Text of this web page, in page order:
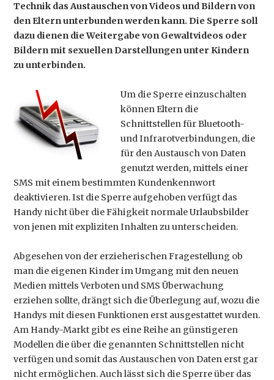
Technik das Austauschen von Videos und Bildern von
den Eltern unterbunden werden kann. Die Sperre soll
dazu dienen die Weitergabe von Gewaltvideos oder
Bildern mit sexuellen Darstellungen unter Kindern
zu unterbinden.
Um die Sperre einzuschalten
können Eltern die
Schnittstellen für Bluetooth-
und Infrarotverbindungen, die
für den Austausch von Daten
genutzt werden, mittels einer
SMS mit einem bestimmten Kundenkennwort
deaktivieren. Ist die Sperre aufgehoben verfügt das
Handy nicht über die Fähigkeit normale Urlaubsbilder
von jenen mit expliziten Inhalten zu unterscheiden.
Abgesehen von der erzieherischen Fragestellung ob
man die eigenen Kinder im Umgang mit den neuen
Medien mittels Verboten und SMS Überwachung
erziehen sollte, drängt sich die Überlegung auf, wozu die
Handys mit diesen Funktionen erst ausgestattet wurden.
Am Handy-Markt gibt es eine Reihe an günstigeren
Modellen die über die genannten Schnittstellen nicht
verfügen und somit das Austauschen von Daten erst gar
nicht ermöglichen. Auch lässt sich die Sperre über das